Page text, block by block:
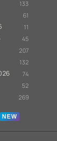
133
61
11
45
207
132
74
52
269